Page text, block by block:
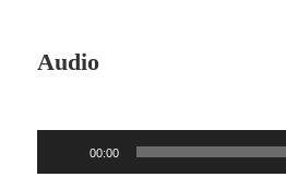
Audio
00:00